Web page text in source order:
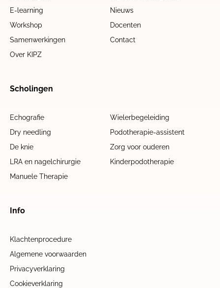
E-learning
Nieuws
Workshop
Docenten
Samenwerkingen
Contact
Over KIPZ
Scholingen
Echografie
Wielerbegeleiding
Dry needling
Podotherapie-assistent
De knie
Zorg voor ouderen
LRA en nagelchirurgie
Kinderpodotherapie
Manuele Therapie
Info
Klachtenprocedure
Algemene voorwaarden
Privacyverklaring
Cookieverklaring